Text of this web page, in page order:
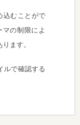
込むことがで
の制限によ
ます。
ルで確認する